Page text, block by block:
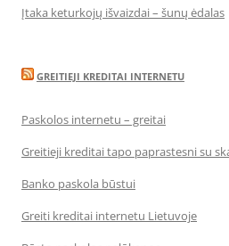
Įtaka keturkojų išvaizdai – šunų ėdalas
GREITIEJI KREDITAI INTERNETU
Paskolos internetu – greitai
Greitieji kreditai tapo paprastesni su
Banko paskola būstui
Greiti kreditai internetu Lietuvoje